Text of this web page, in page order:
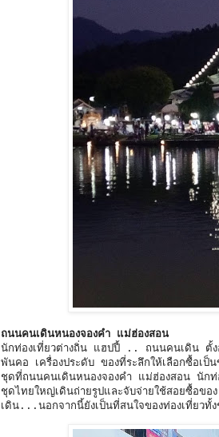
ถนนคนเดินหนองจองคำ แม่ฮ่องสอน
นักท่องเที่ยวต่างถิ่น แฮปปี้ .. ถนนคนเดิน ตั้งอ
พันคอ เครื่องประดับ ของที่ระลึกให้เลือกซื้อเ
ชุดที่ถนนคนเดินหนองจองคำ แม่ฮ่องสอน นักท่
ชุดไทยใหญ่เดินถ่ายรูปและจับจ่ายใช้สอยซื้อข
เดิน...นอกจากนี้ยังเป็นที่สนใจของท่องเที่ยวทั้